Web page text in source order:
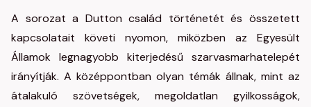
A sorozat a Dutton család történetét és összetett
kapcsolatait követi nyomon, miközben az Egyesült
Államok legnagyobb kiterjedésű szarvasmarhatelepét
irányítják. A középpontban olyan témák állnak, mint az
átalakuló szövetségek, megoldatlan gyilkosságok,